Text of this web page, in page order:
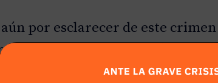
por esclarecer de este
pudieran estar detrás de
» que prometía